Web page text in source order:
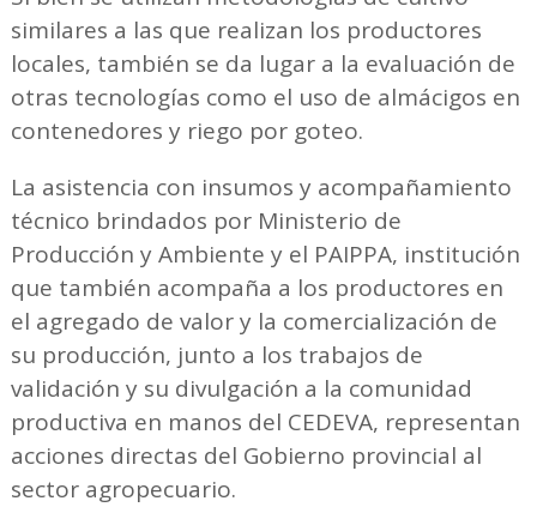
similares a las que realizan los productores
locales, también se da lugar a la evaluación de
otras tecnologías como el uso de almácigos en
contenedores y riego por goteo.
La asistencia con insumos y acompañamiento
técnico brindados por Ministerio de
Producción y Ambiente y el PAIPPA, institución
que también acompaña a los productores en
el agregado de valor y la comercialización de
su producción, junto a los trabajos de
validación y su divulgación a la comunidad
productiva en manos del CEDEVA, representan
acciones directas del Gobierno provincial al
sector agropecuario.